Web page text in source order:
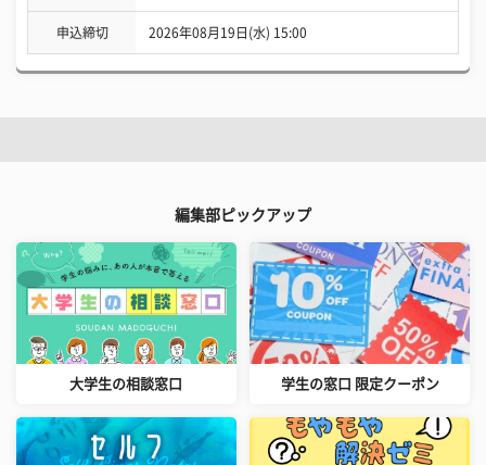
申込締切 2026年08月19日(水) 15:00
編集部ピックアップ
大学生の相談窓口 学生の窓口 限定クーポン